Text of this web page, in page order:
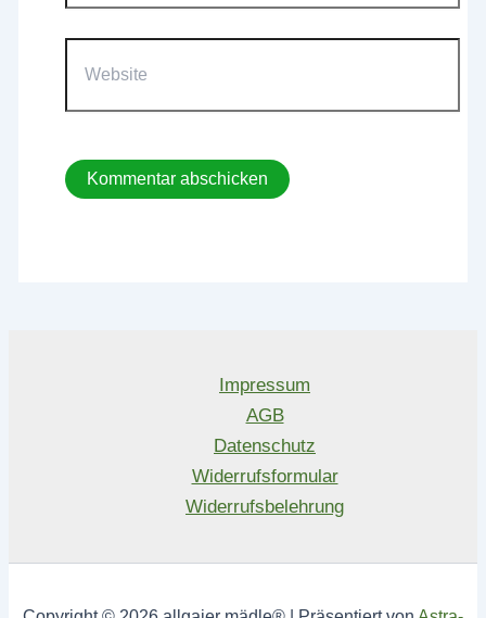
Impressum
AGB
Datenschutz
Widerrufsformular
Widerrufsbelehrung